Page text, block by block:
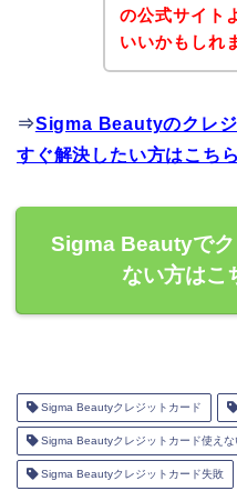
の公式サイト
いいかもしれ
⇒Sigma Beautyのクレ
すぐ解決したい方はこちら
Sigma Beautyでク
ない方はこ
Sigma Beautyクレジットカード
Sigma Beautyクレジットカード使えな
Sigma Beautyクレジットカード失敗